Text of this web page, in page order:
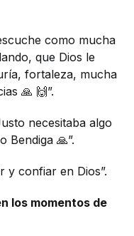
como mucha
que Dios le
fortaleza, mucha
🙏 🙌”.
necesitaba algo
Bendiga 🙏”.
y confiar en Dios”.
los momentos de